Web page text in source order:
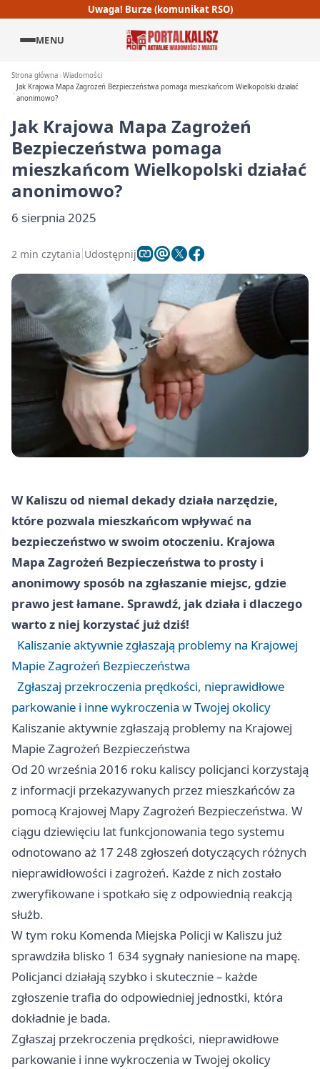
Uwaga! Burze (komunikat RSO)
MENU
Strona główna Wiadomości
Jak Krajowa Mapa Zagrożeń Bezpieczeństwa pomaga mieszkańcom Wielkopolski działać
anonimowo?
Jak Krajowa Mapa Zagrożeń
Bezpieczeństwa pomaga
mieszkańcom Wielkopolski działać
anonimowo?
6 sierpnia 2025
2 min czytania Udostępnij
W Kaliszu od niemal dekady działa narzędzie,
które pozwala mieszkańcom wpływać na
bezpieczeństwo w swoim otoczeniu. Krajowa
Mapa Zagrożeń Bezpieczeństwa to prosty i
anonimowy sposób na zgłaszanie miejsc, gdzie
prawo jest łamane. Sprawdź, jak działa i dlaczego
warto z niej korzystać już dziś!
Kaliszanie aktywnie zgłaszają problemy na Krajowej
Mapie Zagrożeń Bezpieczeństwa
Zgłaszaj przekroczenia prędkości, nieprawidłowe
parkowanie i inne wykroczenia w Twojej okolicy
Kaliszanie aktywnie zgłaszają problemy na Krajowej
Mapie Zagrożeń Bezpieczeństwa
Od 20 września 2016 roku kaliscy policjanci korzystają
z informacji przekazywanych przez mieszkańców za
pomocą Krajowej Mapy Zagrożeń Bezpieczeństwa. W
ciągu dziewięciu lat funkcjonowania tego systemu
odnotowano aż 17 248 zgłoszeń dotyczących różnych
nieprawidłowości i zagrożeń. Każde z nich zostało
zweryfikowane i spotkało się z odpowiednią reakcją
służb.
W tym roku Komenda Miejska Policji w Kaliszu już
sprawdziła blisko 1 634 sygnały naniesione na mapę.
Policjanci działają szybko i skutecznie – każde
zgłoszenie trafia do odpowiedniej jednostki, która
dokładnie je bada.
Zgłaszaj przekroczenia prędkości, nieprawidłowe
parkowanie i inne wykroczenia w Twojej okolicy